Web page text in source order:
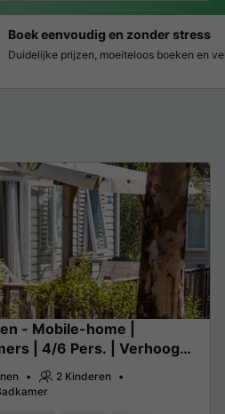
zonder stress
boeken en veilige betaalomgeving
- Mobile-home |
| 4/6 Pers. | Verhoogd
2 Kinderen